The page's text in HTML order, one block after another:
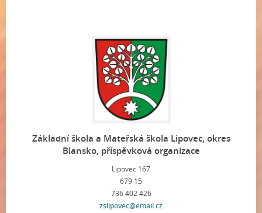
Základní škola a Mateřská škola Lipovec, okres
Blansko, příspěvková organizace
Lipovec 167
679 15
736 402 426
zslipovec@email.cz